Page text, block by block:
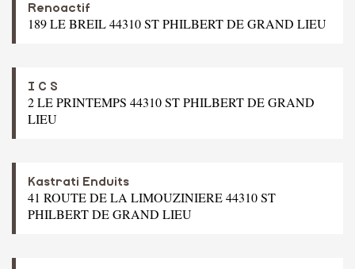
Renoactif
189 LE BREIL 44310 ST PHILBERT DE GRAND LIEU
I C S
2 LE PRINTEMPS 44310 ST PHILBERT DE GRAND
LIEU
Kastrati Enduits
41 ROUTE DE LA LIMOUZINIERE 44310 ST
PHILBERT DE GRAND LIEU